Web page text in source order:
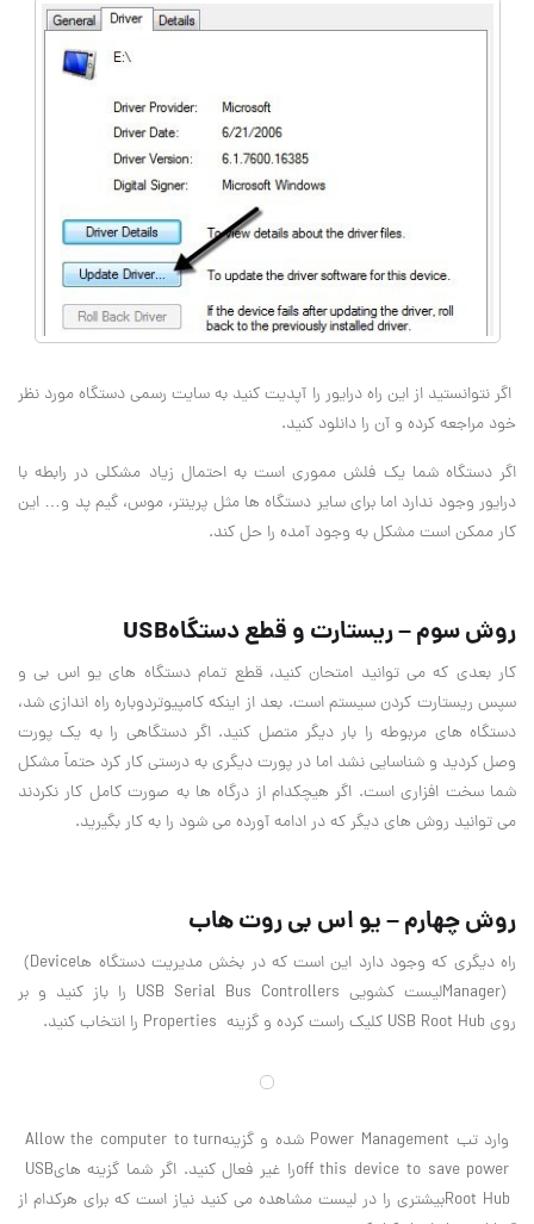
اگر نتوانستید از این راه درایور را آپدیت کنید به سایت رسمی دستگاه مورد نظر
خود مراجعه کرده و آن را دانلود کنید.
اگر دستگاه شما یک فلش مموری است به احتمال زیاد مشکلی در رابطه با
درایور وجود ندارد اما برای سایر دستگاه ها مثل پرینتر، موس، گیم پد و… این
کار ممکن است مشکل به وجود آمده را حل کند.
روش سوم – ریستارت و قطع دستگاهUSB
کار بعدی که می توانید امتحان کنید، قطع تمام دستگاه های یو اس بی و
سپس ریستارت کردن سیستم است. بعد از اینکه کامپیوتردوباره راه اندازی شد،
دستگاه های مربوطه را بار دیگر متصل کنید. اگر دستگاهی را به یک پورت
وصل کردید و شناسایی نشد اما در پورت دیگری به درستی کار کرد حتماً مشکل
شما سخت افزاری است. اگر هیچکدام از درگاه ها به صورت کامل کار نکردند
می توانید روش های دیگر که در ادامه آورده می شود را به کار بگیرید.
روش چهارم – یو اس بی روت هاب
راه دیگری که وجود دارد این است که در بخش مدیریت دستگاه ها(Device
Manager)لیست کشویی USB Serial Bus Controllers را باز کنید و بر
روی USB Root Hub کلیک راست کرده و گزینه Properties را انتخاب کنید.
وارد تب Power Managementشده و گزینهAllow the computer to turn
off this device to save powerرا غیر فعال کنید. اگر شما گزینه هایUSB
Root Hubبیشتری را در لیست مشاهده می کنید نیاز است که برای هرکدام از